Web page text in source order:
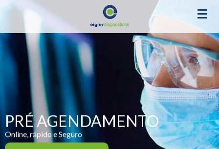
PRÉ AGENDAMENTO
Online, rápido e Seguro